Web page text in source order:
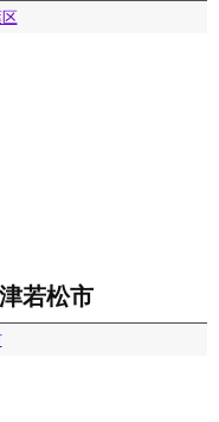
若松市